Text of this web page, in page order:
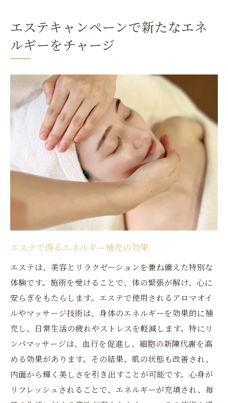
エステキャンペーンで新たなエネ
ルギーをチャージ
エステで得るエネルギー補充の効果
エステは、美容とリラクゼーションを兼ね備えた特別な
体験です。施術を受けることで、体の緊張が解け、心に
安らぎをもたらします。エステで使用されるアロマオイ
ルやマッサージ技術は、身体のエネルギーを効果的に補
充し、日常生活の疲れやストレスを軽減します。特にリ
ンパマッサージは、血行を促進し、細胞の新陳代謝を高
める効果があります。その結果、肌の状態も改善され、
内面から輝く美しさを引き出すことが可能です。心身が
リフレッシュされることで、エネルギーが充填され、毎